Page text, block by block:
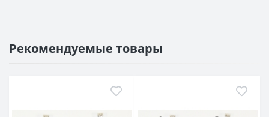
Рекомендуемые товары